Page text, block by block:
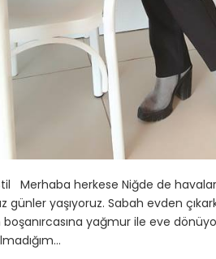
Merhaba herkese Niğde de
günler yaşıyoruz. Sabah evden
yağmur ile eve